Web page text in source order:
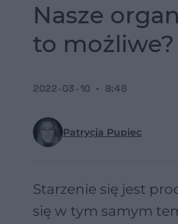
Nasze
to możliwe?
Patrycja Pupiec
2022-03-10 8:46
Starzenie się jest
się w tym samym